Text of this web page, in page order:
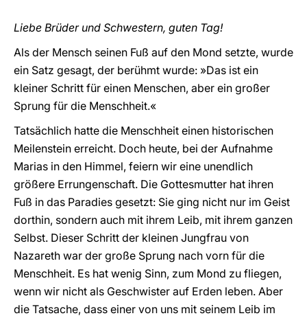
Liebe Brüder und Schwestern, guten Tag!
Als der Mensch seinen Fuß auf den Mond setzte, wurde
ein Satz gesagt, der berühmt wurde: »Das ist ein
kleiner Schritt für einen Menschen, aber ein großer
Sprung für die Menschheit.«
Tatsächlich hatte die Menschheit einen historischen
Meilenstein erreicht. Doch heute, bei der Aufnahme
Marias in den Himmel, feiern wir eine unendlich
größere Errungenschaft. Die Gottesmutter hat ihren
Fuß in das Paradies gesetzt: Sie ging nicht nur im Geist
dorthin, sondern auch mit ihrem Leib, mit ihrem ganzen
Selbst. Dieser Schritt der kleinen Jungfrau von
Nazareth war der große Sprung nach vorn für die
Menschheit. Es hat wenig Sinn, zum Mond zu fliegen,
wenn wir nicht als Geschwister auf Erden leben. Aber
die Tatsache, dass einer von uns mit seinem Leib im